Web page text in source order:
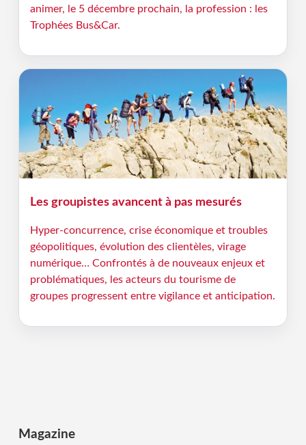
animer, le 5 décembre prochain, la profession : les
Trophées Bus&Car.
Les groupistes avancent à pas mesurés
Hyper-concurrence, crise économique et troubles
géopolitiques, évolution des clientèles, virage
numérique… Confrontés à de nouveaux enjeux et
problématiques, les acteurs du tourisme de
groupes progressent entre vigilance et anticipation.
Magazine